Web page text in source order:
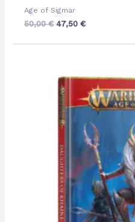
Age of Sigmar
50,00€ 47,50 €
prix
initial
était :
50,00 €.
prix
actuel
est :
47,50 €.